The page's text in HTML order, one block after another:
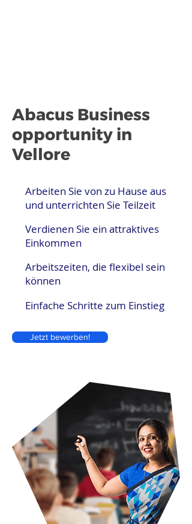
Abacus Business
opportunity in
Vellore
Arbeiten Sie von zu Hause aus
und unterrichten Sie Teilzeit
Verdienen Sie ein attraktives
Einkommen
Arbeitszeiten, die flexibel sein
können
Einfache Schritte zum Einstieg
Jetzt bewerben!